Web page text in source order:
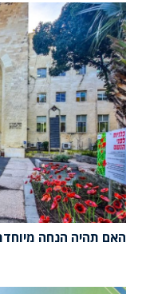
האם תהיה הנחה